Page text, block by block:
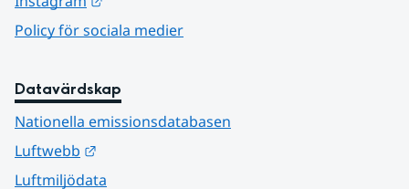
Policy för sociala medier
Datavärdskap
Nationella emissionsdatabasen
Luftwebb
Luftmiljödata